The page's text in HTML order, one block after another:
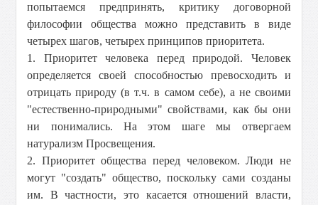
попытаемся предпринять, критику договорной
философии общества можно представить в виде
четырех шагов, четырех принципов приоритета.
1. Приоритет человека перед природой. Человек
определяется своей способностью превосходить и
отрицать природу (в т.ч. в самом себе), а не своими
"естественно-природными" свойствами, как бы они
ни понимались. На этом шаге мы отвергаем
натурализм Просвещения.
2. Приоритет общества перед человеком. Люди не
могут "создать" общество, поскольку сами созданы
им. В частности, это касается отношений власти,